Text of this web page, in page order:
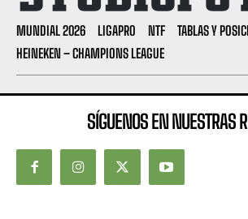
MUNDIAL 2026 LIGAPRO NTF
TABLAS Y
HEINEKEN – CHAMPIONS LEAGUE
SÍGUENOS EN NUESTRAS